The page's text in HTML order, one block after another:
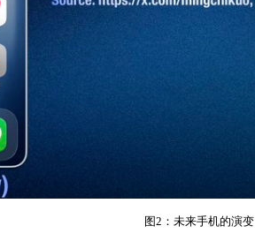
图2：未来手机的演变